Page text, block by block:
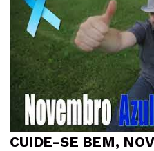
CUIDE-SE BEM,